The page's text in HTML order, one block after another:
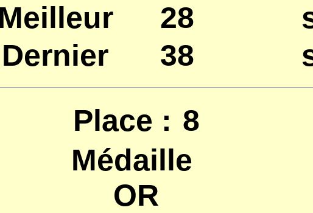
28
Dernier
38
Place : 8
Médaille
OR